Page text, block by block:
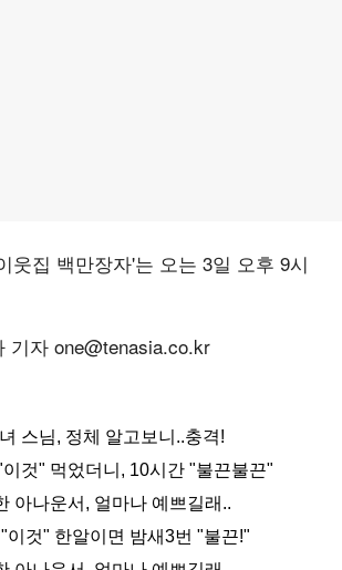
웃집 백만장자'는 오는 3일 오후 9시
기자 one@tenasia.co.kr